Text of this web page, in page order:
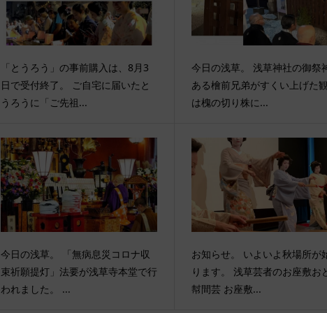
「とうろう」の事前購入は、8月3
日で受付終了。 ご自宅に届いたと
うろうに「ご先祖...
今日の浅草。 浅草神社の御祭
ある檜前兄弟がすくい上げた
は槐の切り株に...
今日の浅草。 「無病息災コロナ収
束祈願提灯」法要が浅草寺本堂で行
われました。 ...
お知らせ。 いよいよ秋場所が
ります。 浅草芸者のお座敷お
幇間芸 お座敷...